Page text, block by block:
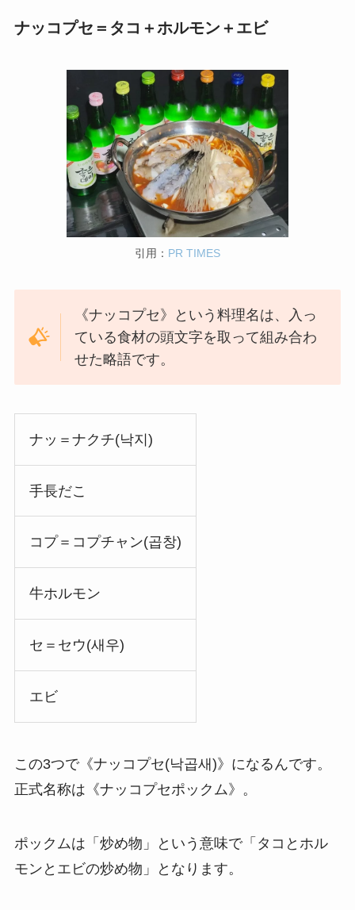
ナッコプセ＝タコ＋ホルモン＋エビ
引用： PR TIMES
《ナッコプセ》という料理名は、入っ
ている食材の頭文字を取って組み合わ
せた略語です。
ナッ＝ナクチ(낙지)
手長だこ
コプ＝コプチャン(곱창)
牛ホルモン
セ＝セウ(새우)
エビ
この3つで《ナッコプセ(낙곱새)》になるんです。
正式名称は《ナッコプセポックム》。
ポックムは「炒め物」という意味で「タコとホル
モンとエビの炒め物」となります。